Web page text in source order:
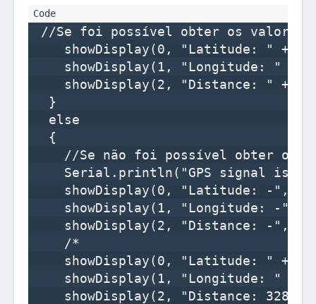
//Se foi possível obter os valores
showDisplay(0, "Latitude: " +
showDisplay(1, "Longitude: " +
showDisplay(2, "Distance: " +
  }
  else
  {
//Se não foi possível obter os
Serial.println("GPS signal is
showDisplay(0, "Latitude: -",
showDisplay(1, "Longitude: -",
showDisplay(2, "Distance: -",
    /*
showDisplay(0, "Latitude: " +
showDisplay(1, "Longitude: " +
showDisplay(2, "Distance: